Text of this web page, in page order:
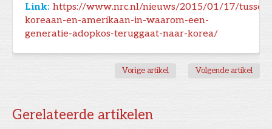
Link: https://www.nrc.nl/nieuws/2015/01/17/tussen-
koreaan-en-amerikaan-in-waarom-een-
generatie-adopkos-teruggaat-naar-korea/
Vorige artikel Volgende artikel
Gerelateerde artikelen